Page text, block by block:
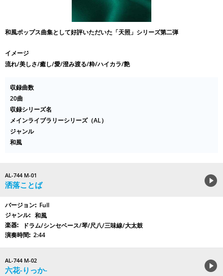
和風ポップス曲集として好評いただいた「天照」シリーズ第二弾
イメージ
流れ/美しさ/癒し/愛/澄み渡る/粋/ハイカラ/艶
収録曲数
20曲
収録シリーズ名
メインライブラリーシリーズ（AL）
ジャンル
和風
AL-744 M-01
洒落ことば
Full
和風
ドラム/シンセベース/琴/尺八/三味線/大太鼓
2:44
AL-744 M-02
六花-りっか-